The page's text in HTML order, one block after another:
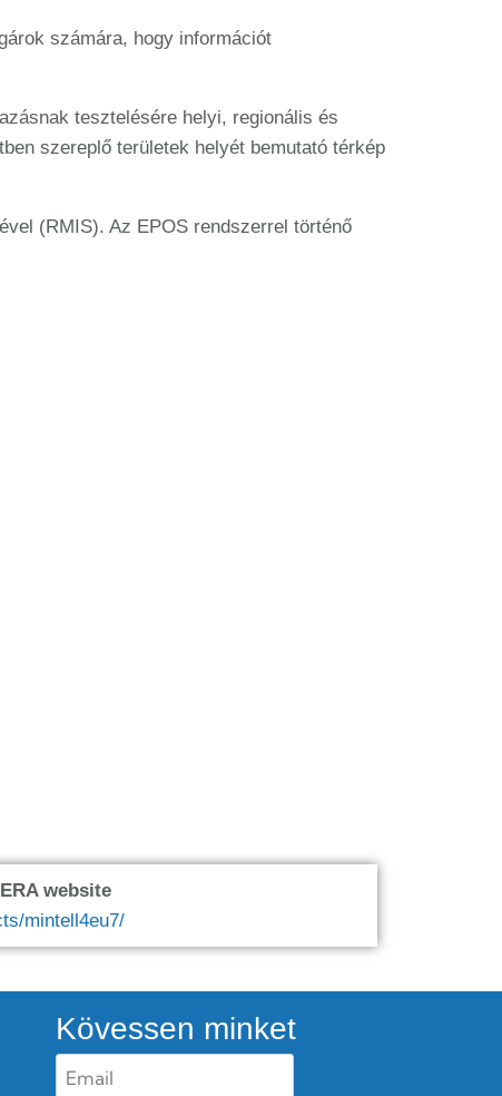
számára, hogy információt
tesztelésére helyi, regionális és
szereplő területek helyét bemutató térkép
(RMIS). Az EPOS rendszerrel történő
website
mintell4eu7/
Kövessen minket